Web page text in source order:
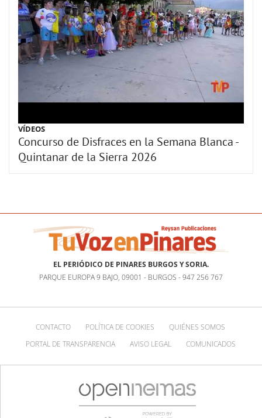
VÍDEOS
Concurso de Disfraces en la Semana Blanca -
Quintanar de la Sierra 2026
EL PERIÓDICO DE PINARES BURGOS Y SORIA.
PARQUE EUROPA 9 BAJO, 09001 - BURGOS - 947 256 767
CONTACTO POLÍTICA DE COOKIES
QUIÉNES SOMOS
PORTAL DE TRANSPARENCIA
AVISO LEGAL COMUNICADOS